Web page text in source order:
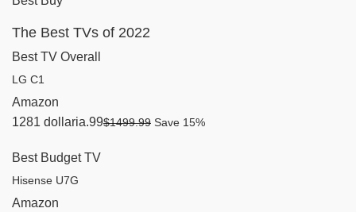
The Best TVs of 2022
Best TV Overall
LG C1
Amazon
1281 dollaria.99$1499.99 Save 15%
Best Budget TV
Hisense U7G
Amazon